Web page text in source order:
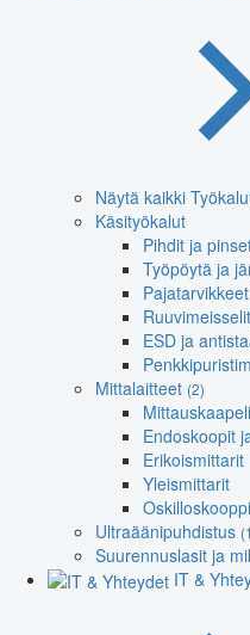
Näytä kaikki
Käsityökalut
Pihdit ja
Työpöytä ja
Pajatarvikkeet
ESD ja
Mittalaitteet (2)
Endoskoopit
Erikoismittarit
Yleismittarit
Ultraäänipuhdistus
Suurennuslasit ja
IT &